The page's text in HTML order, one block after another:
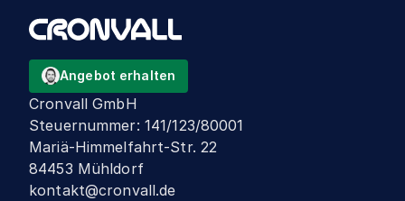
Angebot erhalten
Cronvall GmbH
Steuernummer: 141/123/80001
Mariä-Himmelfahrt-Str. 22
84453 Mühldorf
kontakt@cronvall.de